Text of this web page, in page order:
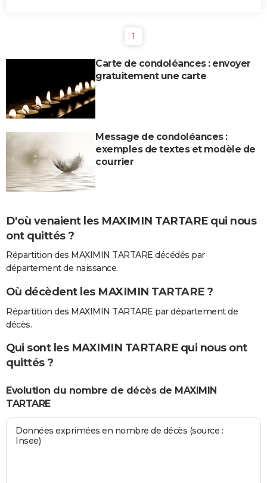
1
Carte de condoléances : envoyer
gratuitement une carte
Message de condoléances :
exemples de textes et modèle de
courrier
D'où venaient les MAXIMIN TARTARE qui nous
ont quittés ?
Répartition des MAXIMIN TARTARE décédés par
département de naissance.
Où décèdent les MAXIMIN TARTARE ?
Répartition des MAXIMIN TARTARE par département de
décès.
Qui sont les MAXIMIN TARTARE qui nous ont
quittés ?
Evolution du nombre de décès de MAXIMIN
TARTARE
Données exprimées en nombre de décès (source :
Insee)